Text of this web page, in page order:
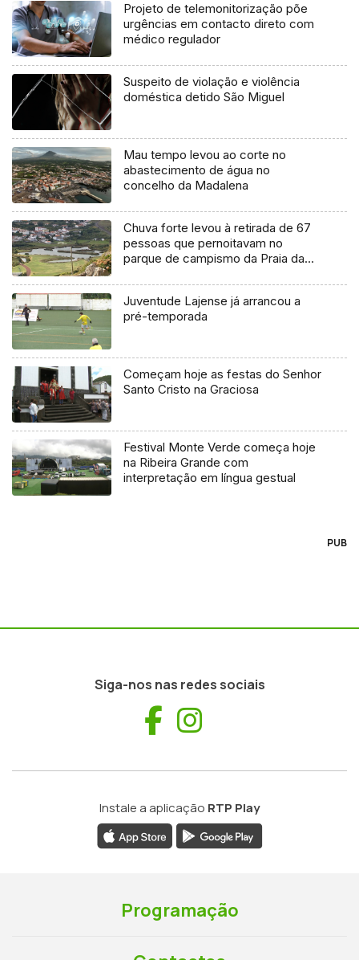
Projeto de telemonitorização põe
urgências em contacto direto com
médico regulador
Suspeito de violação e violência
doméstica detido São Miguel
Mau tempo levou ao corte no
abastecimento de água no
concelho da Madalena
Chuva forte levou à retirada de 67
pessoas que pernoitavam no
parque de campismo da Praia da
Juventude Lajense já arrancou a
pré-temporada
Começam hoje as festas do Senhor
Santo Cristo na Graciosa
Festival Monte Verde começa hoje
na Ribeira Grande com
interpretação em língua gestual
PUB
Siga-nos nas redes sociais
Facebook
Instale a aplicação RTP Play
Programação